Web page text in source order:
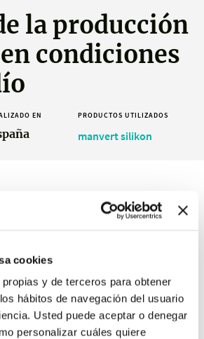
cookies
y de terceros para obtener
hábitos de navegación del usuario
Usted puede aceptar o denegar
personalizar cuáles quiere
la producción
condiciones
EN PRODUCTOS UTILIZADOS
manvert silikon
%
respecto al testigo